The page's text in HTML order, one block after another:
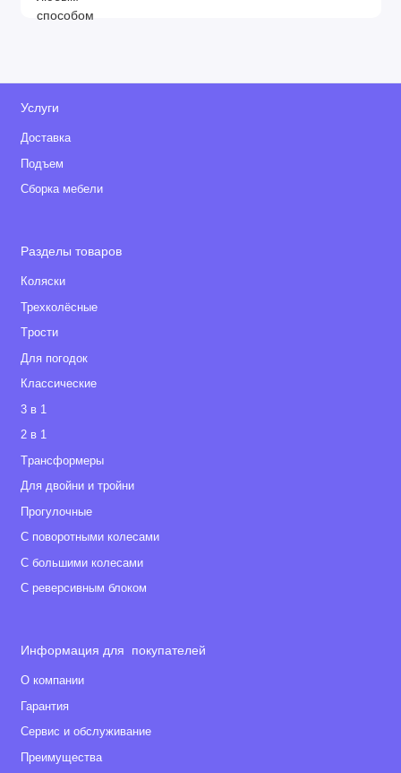
Услуги
Доставка
Подъем
Сборка мебели
Разделы товаров
Коляски
Трехколёсные
Tрости
Для погодок
Классические
3 в 1
2 в 1
Tрансформеры
Для двойни и тройни
Прогулочные
С поворотными колесами
С большими колесами
С реверсивным блоком
Информация для покупателей
О компании
Гарантия
Сервис и обслуживание
Преимущества